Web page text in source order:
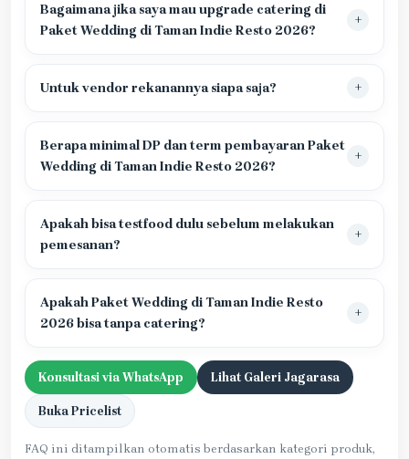
Bagaimana jika saya mau upgrade catering di
Paket Wedding di Taman Indie Resto 2026?
Untuk vendor rekanannya siapa saja?
Berapa minimal DP dan term pembayaran Paket
Wedding di Taman Indie Resto 2026?
Apakah bisa testfood dulu sebelum melakukan
pemesanan?
Apakah Paket Wedding di Taman Indie Resto
2026 bisa tanpa catering?
Konsultasi via WhatsApp Lihat Galeri Jagarasa
Buka Pricelist
FAQ ini ditampilkan otomatis berdasarkan kategori produk,